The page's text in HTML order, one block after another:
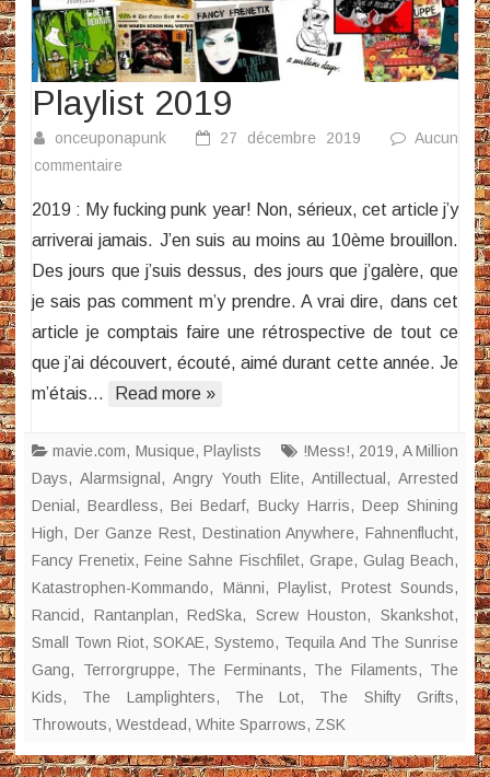
Playlist 2019
onceuponapunk 27 décembre 2019
Aucun
commentaire
2019
2019 : My fucking punk year! Non, sérieux, cet article j’y
arriverai jamais. J’en suis au moins au 10ème brouillon.
Des jours que j’suis dessus, des jours que j’galère, que
je sais pas comment m’y prendre. A vrai dire, dans cet
article je comptais faire une rétrospective de tout ce
que j’ai découvert, écouté, aimé durant cette année. Je
m’étais…
Read more »
mavie.com, Musique,Playlists !Mess!, 2019, A Million
Days, Alarmsignal , Angry Youth Elite, Antillectual , Arrested
Denial ,Beardless,Bei Bedarf, Bucky Harris, Deep Shining
High, Der Ganze Rest, Destination Anywhere,Fahnenflucht,
Fancy Frenetix,Feine Sahne Fischfilet, Grape, Gulag Beach,
Katastrophen-Kommando, Männi, Playlist, Protest Sounds,
Rancid, Rantanplan,RedSka, Screw Houston,Skankshot,
Small Town Riot,SOKAE, Systemo, Tequila And The Sunrise
Gang, Terrorgruppe, The Ferminants, The Filaments, The
Kids, The Lamplighters, The Lot, The Shifty Grifts,
Throwouts, Westdead, White Sparrows, ZSK